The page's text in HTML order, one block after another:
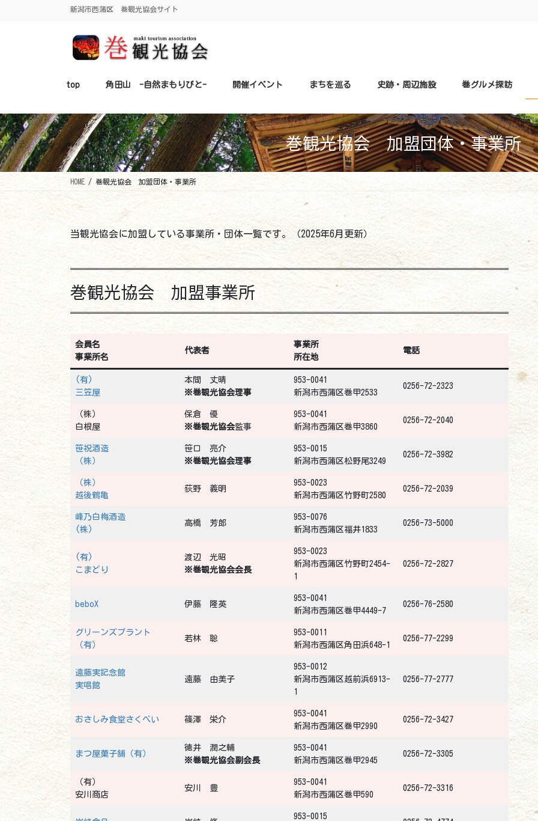
移
動
新潟市西蒲区 巻観光協会サイト
top 角田山 -自然まもりびと- 開催イベント まちを巡る 史跡・周辺施設 巻グルメ探訪
巻観光協会 加盟団体・事業所
HOME 巻観光協会 加盟団体・事業所
当観光協会に加盟している事業所・団体一覧です。（2025年6月更新）
巻観光協会 加盟事業所
会員名
事業所名
代表者
事業所
所在地
電話
(有)
三笠屋
本間 丈晴
※巻観光協会理事
953-0041
新潟市西蒲区巻甲2533
0256-72-2323
（株）
白根屋
保倉 優
※巻観光協会監事
953-0041
新潟市西蒲区巻甲3860
0256-72-2040
笹祝酒造
（株）
笹口 亮介
※巻観光協会理事
953-0015
新潟市西蒲区松野尾3249
0256-72-3982
（株）
越後鶴亀
荻野 義明
953-0023
新潟市西蒲区竹野町2580
0256-72-2039
峰乃白梅酒造
(株)
高橋 芳郎
953-0076
新潟市西蒲区福井1833
0256-73-5000
(有)
こまどり
渡辺 光昭
※巻観光協会会長
953-0023
新潟市西蒲区竹野町2454-
1
0256-72-2827
beboX 伊藤 隆英
953-0041
新潟市西蒲区巻甲4449-7
0256-76-2580
グリーンズプラント
（有）
若林 聡
953-0011
新潟市西蒲区角田浜648-1
0256-77-2299
遠藤実記念館
実唱館
遠藤 由美子
953-0012
新潟市西蒲区越前浜6913-
1
0256-77-2777
おさしみ食堂さくべい 篠澤 栄介
953-0041
新潟市西蒲区巻甲2990
0256-72-3427
まつ屋菓子舗（有）
徳井 潤之輔
※巻観光協会副会長
953-0041
新潟市西蒲区巻甲2945
0256-72-3305
（有）
安川商店
安川 豊
953-0041
新潟市西蒲区巻甲590
0256-72-3316
953-0015